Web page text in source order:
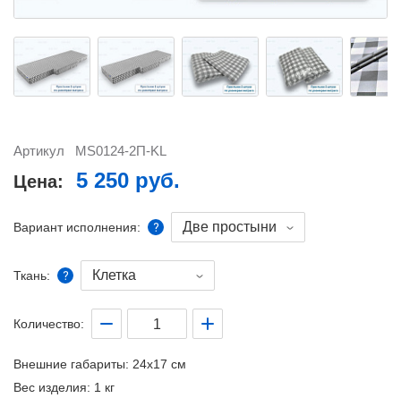
Артикул MS0124-2П-KL
Цена: 5 250 руб.
Вариант исполнения: Две простыни
Ткань: Клетка
Количество:
Внешние габариты: 24x17 см
Вес изделия: 1 кг